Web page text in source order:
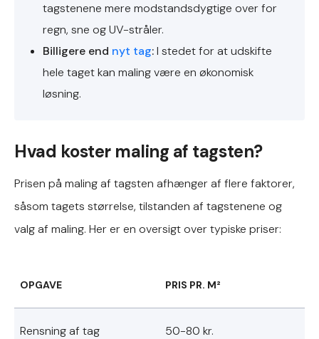
tagstenene mere modstandsdygtige over for
regn, sne og UV-stråler.
Billigere end nyt tag:I stedet for at udskifte
hele taget kan maling være en økonomisk
løsning.
Hvad koster maling af tagsten?
Prisen på maling af tagsten afhænger af flere faktorer,
såsom tagets størrelse, tilstanden af tagstenene og
valg af maling. Her er en oversigt over typiske priser:
OPGAVE PRIS PR. M²
Rensning af tag 50-80 kr.